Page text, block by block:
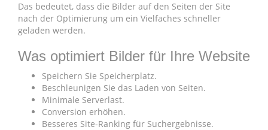
Das bedeutet, dass die Bilder auf den Seiten der Site
nach der Optimierung um ein Vielfaches schneller
geladen werden.
Was optimiert Bilder für Ihre Website
Speichern Sie Speicherplatz.
Beschleunigen Sie das Laden von Seiten.
Minimale Serverlast.
Conversion erhöhen.
Besseres Site-Ranking für Suchergebnisse.